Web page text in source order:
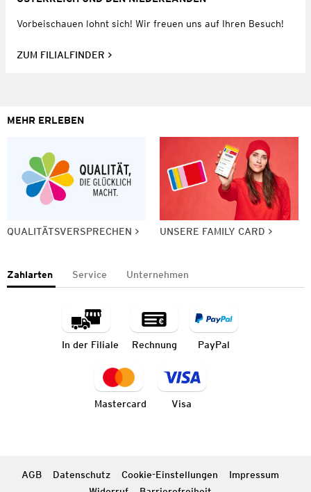
Vorbeischauen lohnt sich! Wir freuen uns auf Ihren Besuch!
ZUM FILIALFINDER
MEHR ERLEBEN
QUALITÄTSVERSPRECHEN UNSERE FAMILY CARD
Zahlarten Service Unternehmen
In der Filiale Rechnung PayPal
Mastercard Visa
AGB Datenschutz Cookie-Einstellungen
Impressum